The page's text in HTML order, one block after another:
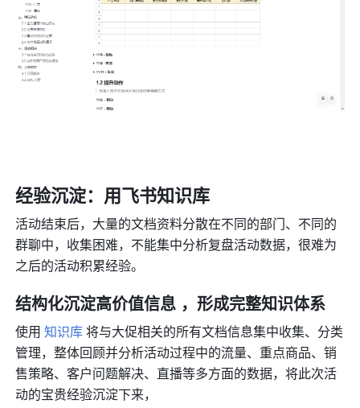
经验沉淀：用飞书知识库
活动结束后，大量的文档资料分散在不同的部门、不同的
群聊中，收集困难，不能集中分析复盘活动数据，很难为
之后的活动积累经验。
结构化沉淀高价值信息 ，形成完整知识体系
使用 知识库 将与大促相关的所有文档信息集中收集、分类
管理，整体回顾并分析活动过程中的流量、重点商品、销
售策略、客户问题解决、直播等多方面的数据，将此次活
动的宝贵经验沉淀下来，